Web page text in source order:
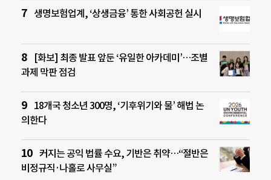
생명보험업계, ‘상생금융’ 통한 사회공헌 실시
[화보] 최종 발표 앞둔 ‘유일한 아카데미’…조별
과제 막판 점검
18개국 청소년 300명, ‘기후위기와 물’ 해법 논
의한다
커지는 공익 법률 수요, 기반은 취약…“절반은
비정규직·나홀로 사무실”